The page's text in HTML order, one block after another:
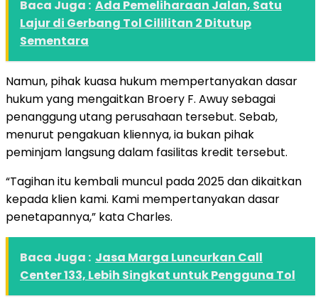
Baca Juga : Ada Pemeliharaan Jalan, Satu
Lajur di Gerbang Tol Cililitan 2 Ditutup
Sementara
Namun, pihak kuasa hukum mempertanyakan dasar
hukum yang mengaitkan Broery F. Awuy sebagai
penanggung utang perusahaan tersebut. Sebab,
menurut pengakuan kliennya, ia bukan pihak
peminjam langsung dalam fasilitas kredit tersebut.
“Tagihan itu kembali muncul pada 2025 dan dikaitkan
kepada klien kami. Kami mempertanyakan dasar
penetapannya,” kata Charles.
Baca Juga : Jasa Marga Luncurkan Call
Center 133, Lebih Singkat untuk Pengguna Tol